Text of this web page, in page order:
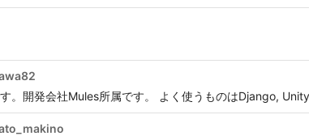
。開発会社Mules所属です。 よく使うものはDjango,